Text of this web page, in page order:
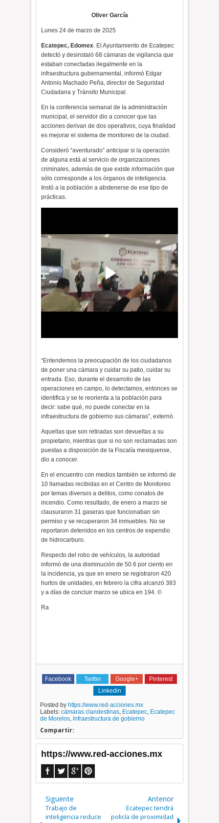
Oliver García
Lunes 24 de marzo de 2025
Ecatepec, Edomex. El Ayuntamiento de Ecatepec
detectó y desinstaló 68 cámaras de vigilancia que
estaban conectadas ilegalmente en la
infraestructura gubernamental, informó Edgar
Antonio Machado Peña, director de Seguridad
Ciudadana y Tránsito Municipal.
En la conferencia semanal de la administración
municipal, el servidor dio a conocer que las
acciones derivan de dos operativos, cuya finalidad
es mejorar el sistema de monitoreo de la ciudad.
Consideró “aventurado” anticipar si la operación
de alguna está al servicio de organizaciones
criminales, además de que existe información que
sólo corresponde a los órganos de inteligencia.
Instó a la población a abstenerse de ese tipo de
prácticas.
“Entendemos la preocupación de los ciudadanos
de poner una cámara y cuidar su patio, cuidar su
entrada. Eso, durante el desarrollo de las
operaciones en campo, lo detectamos, entonces se
identifica y se le reorienta a la población para
decir: sabe qué, no puede conectar en la
infraestructura de gobierno sus cámaras”, externó.
Aquellas que son retiradas son devueltas a su
propietario, mientras que si no son reclamadas son
puestas a disposición de la Fiscalía mexiquense,
dio a conocer.
En el encuentro con medios también se informó de
10 llamadas recibidas en el Centro de Monitoreo
por temas diversos a delitos, como conatos de
incendio. Como resultado, de enero a marzo se
clausuraron 31 gaseras que funcionaban sin
permiso y se recuperaron 34 inmuebles. No se
reportaron detenidos en los centros de expendio
de hidrocarburo.
Respecto del robo de vehículos, la autoridad
informó de una disminución de 50.6 por ciento en
la incidencia, ya que en enero se registraron 420
hurtos de unidades, en febrero la cifra alcanzó 383
y a días de concluir marzo se ubica en 194. ©
Ra
Facebook Twitter Google+
Pinterest
Linkedin
Posted by https://www.red-acciones.mx
Labels:cámaras clandestinas, Ecatepec, Ecatepec
de Morelos,infraestructura de gobierno
Compartir:
https://www.red-acciones.mx
Siguente
Trabajo de
inteligencia reduce
Anterior
Ecatepec tendrá
policía de proximidad